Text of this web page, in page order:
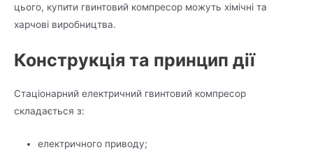
цього, купити гвинтовий компресор можуть хімічні та
харчові виробництва.
Конструкція та принцип дії
Стаціонарний електричний гвинтовий компресор
складається з:
електричного приводу;